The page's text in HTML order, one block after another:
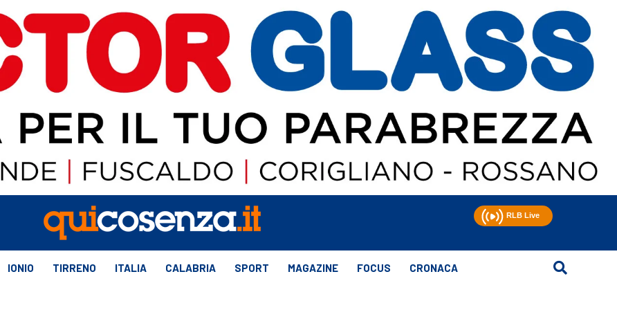
IONIO TIRRENO ITALIA CALABRIA SPORT MAGAZINE FOCUS CRONACA